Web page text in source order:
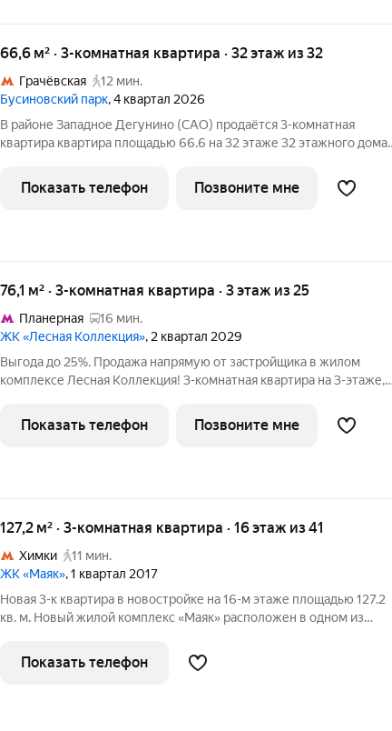
66,6 м² · 3-комнатная квартира · 32 этаж из 32
Грачёвская
12 мин.
Бусиновский парк, 4 квартал 2026
В районе Западное Дегунино (САО) продаётся 3-комнатная
квартира квартира площадью 66.6 на 32 этаже 32 этажного дома
расположение: 20 минут пешком до станций метро «Ховрино» и
15 минут от МЦД
Показать телефон Позвоните мне
76,1 м² · 3-комнатная квартира · 3 этаж из 25
Планерная
16 мин.
ЖК «Лесная Коллекция», 2 квартал 2029
Выгода до 25%. Продажа напрямую от застройщика в жилом
комплексе Лесная Коллекция! 3-комнатная квартира на 3-этаже,
комплекс для тех, кто хочет жить в комфортной городской среде и
при этом
Показать телефон Позвоните мне
127,2 м² · 3-комнатная квартира · 16 этаж из 41
Химки
11 мин.
ЖК «Маяк», 1 квартал 2017
Новая 3-к квартира в новостройке на 16-м этаже площадью 127.2
кв. м. Новый жилой комплекс «Маяк» расположен в одном из
востока огромная приватная территория 10,8 га, которая с одной
Показать телефон